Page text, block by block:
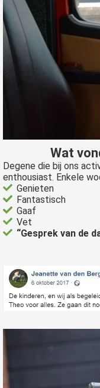
Wat
Degene die bij ons
enthousiast. Enkele
Genieten
Fantastisch
Gaaf
Vet
“Gesprek van de